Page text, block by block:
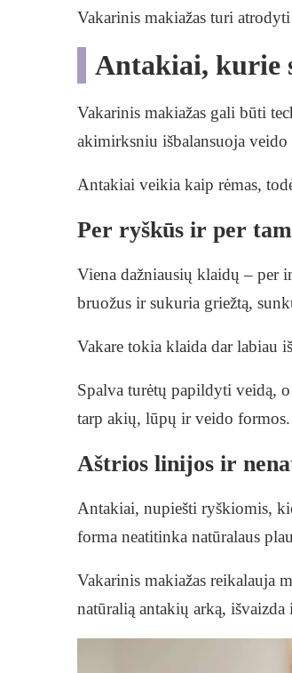
Vakarinis makiažas turi
Antakiai, kurie
Vakarinis makiažas gali būti
akimirksniu išbalansuoja veido
Antakiai veikia kaip rėmas,
Per ryškūs ir per
Viena dažniausių klaidų – per
bruožus ir sukuria griežtą,
Vakare tokia klaida dar labiau
Spalva turėtų papildyti veidą,
tarp akių, lūpų ir veido formos.
Aštrios linijos ir
Antakiai, nupiešti ryškiomis,
forma neatitinka natūralaus
Vakarinis makiažas reikalauja
natūralią antakių arką,